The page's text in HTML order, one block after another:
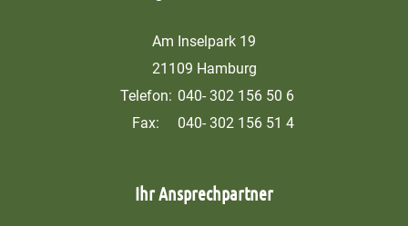
Am Inselpark 19
21109 Hamburg
Telefon: 040- 302 156 50 6
Fax:
040- 302 156 51 4
Ihr Ansprechpartner